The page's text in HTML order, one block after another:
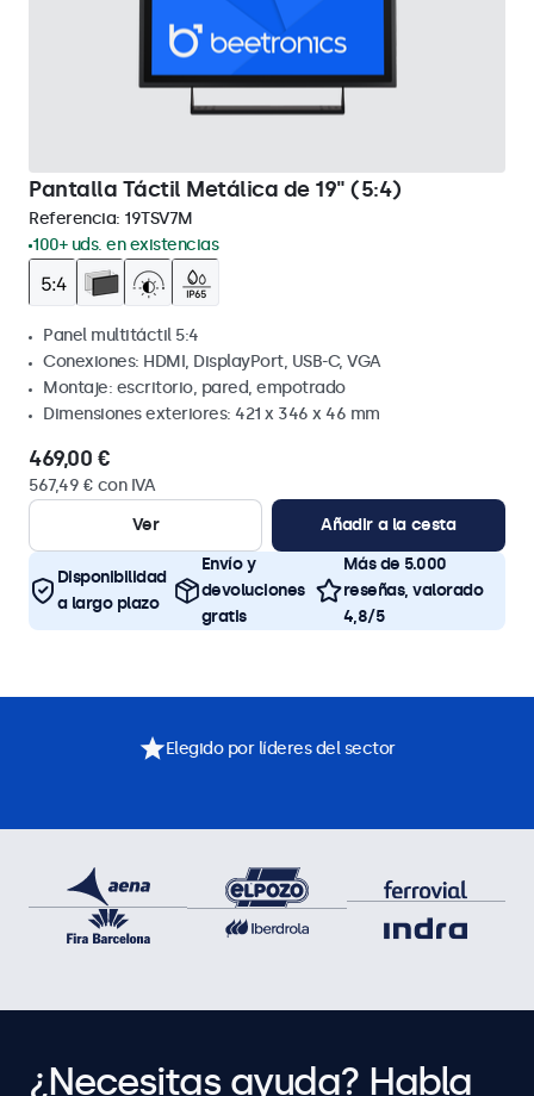
Pantalla Táctil Metálica de 19" (5:4)
Referencia: 19TSV7M
100+ uds. en existencias
Panel multitáctil 5:4
Conexiones: HDMI, DisplayPort, USB-C, VGA
Montaje: escritorio, pared, empotrado
Dimensiones exteriores: 421 x 346 x 46 mm
469,00 €
567,49 € con IVA
Ver
Añadir a la cesta
Disponibilidad
a largo plazo
Envío y
devoluciones
gratis
Más de 5.000
reseñas, valorado
4,8/5
Elegido por líderes del sector
¿Necesitas ayuda? Habla